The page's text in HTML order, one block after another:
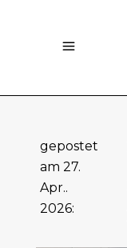
gepostet
am 27.
Apr..
2026: